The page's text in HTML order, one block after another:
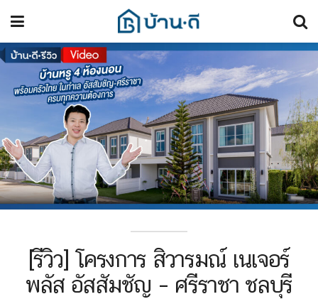
[รีวิว] โครงการ สิวารมณ์ เนเจอร์
พลัส อัสสัมชัญ – ศรีราชา ชลบุรี